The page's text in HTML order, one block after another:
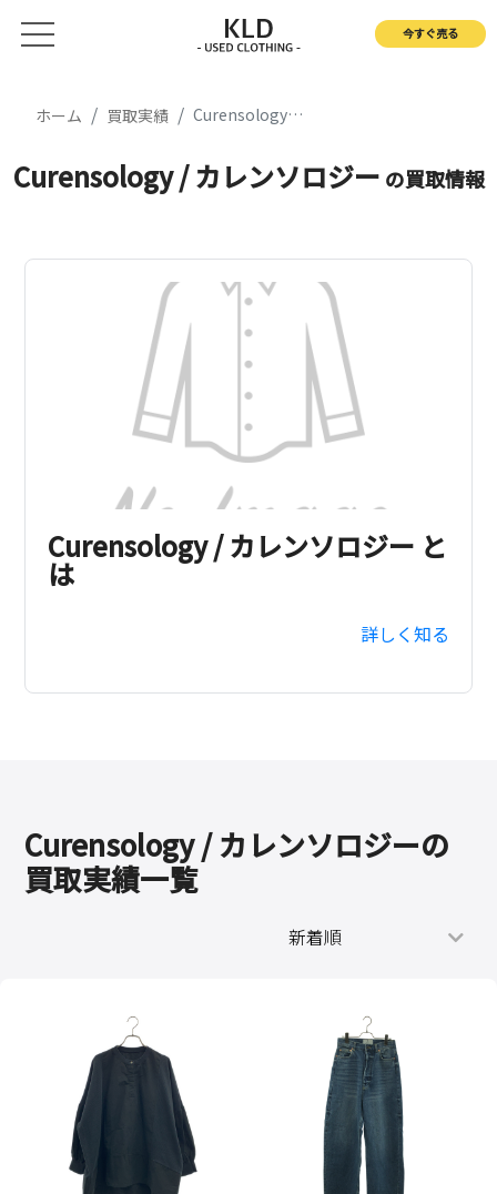
今すぐ売る
ホーム 買取実績 Curensology / カレンソロジー
Curensology / カレンソロジー の買取情報
Curensology / カレンソロジー と
は
詳しく知る
Curensology / カレンソロジーの
買取実績一覧